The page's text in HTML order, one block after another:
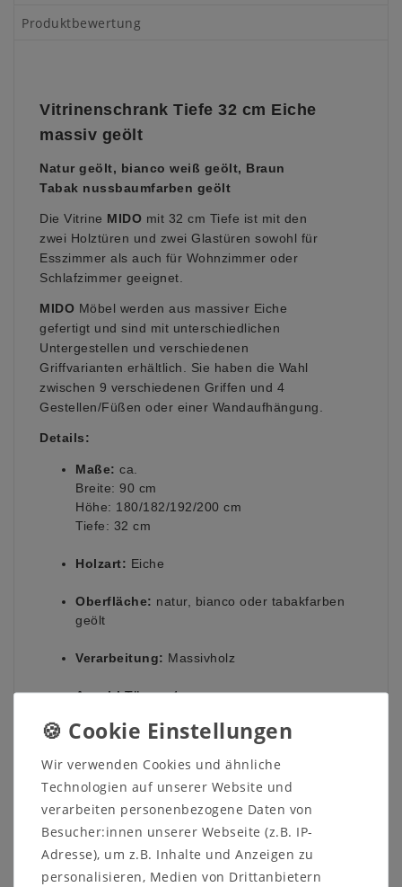
Produktbewertung
Vitrinenschrank Tiefe 32 cm Eiche
massiv geölt
Natur geölt, bianco weiß geölt, Braun
Tabak nussbaumfarben geölt
Die Vitrine MIDO mit 32 cm Tiefe ist mit den
zwei Holztüren und zwei Glastüren sowohl für
Esszimmer als auch für Wohnzimmer oder
Schlafzimmer geeignet.
MIDO Möbel werden aus massiver Eiche
gefertigt und sind mit unterschiedlichen
Untergestellen und verschiedenen
Griffvarianten erhältlich. Sie haben die Wahl
zwischen 9 verschiedenen Griffen und 4
Gestellen/Füßen oder einer Wandaufhängung.
Details:
Maße: ca.
Breite: 90 cm
Höhe: 180/182/192/200 cm
Tiefe: 32 cm
Holzart: Eiche
Oberfläche: natur, bianco oder tabakfarben
geölt
Verarbeitung: Massivholz
Anzahl Türen:4
Lichtverhältnisse beim Fotografieren kann es
dazu führen, dass die Farbe des Artikels nicht
authentisch wiedergegeben wird.
Dekorationsartikel sind nicht im Lieferumfang
Wir verwenden Cookies und ähnliche
Technologien auf unserer Website und
verarbeiten personenbezogene Daten von
Besucher:innen unserer Webseite (z.B. IP-
Adresse), um z.B. Inhalte und Anzeigen zu
personalisieren, Medien von Drittanbietern